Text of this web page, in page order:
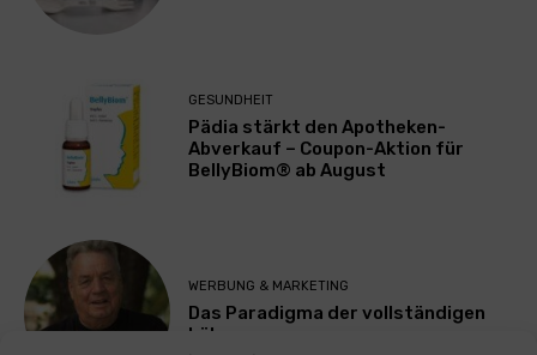
GESUNDHEIT
Pädia stärkt den Apotheken-
Abverkauf – Coupon-Aktion für
BellyBiom® ab August
WERBUNG & MARKETING
Das Paradigma der vollständigen
Lähmung